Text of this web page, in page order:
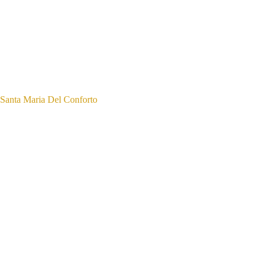
Santa Maria Del Conforto